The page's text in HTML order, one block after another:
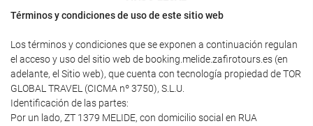
Términos y condiciones de uso de este sitio web
Los términos y condiciones que se exponen a continuación regulan
el acceso y uso del sitio web de booking.melide.zafirotours.es (en
adelante, el Sitio web), que cuenta con tecnología propiedad de TOR
GLOBAL TRAVEL (CICMA nº 3750), S.L.U.
Identificación de las partes:
Por un lado, ZT 1379 MELIDE, con domicilio social en RUA